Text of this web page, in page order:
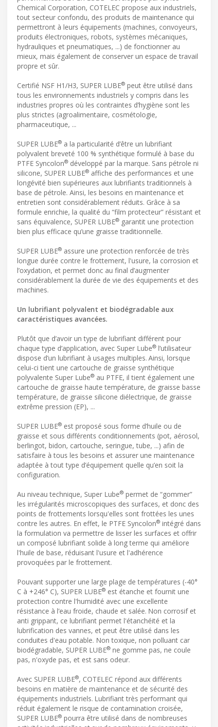
Chemical Corporation, COTELEC propose aux industriels,
tout secteur confondu, des produits de maintenance qui
permettront à leurs équipements (machines, convoyeurs,
produits électroniques, robots, systèmes mécaniques,
hydrauliques et pneumatiques, ...) de fonctionner au
mieux, mais également de conserver un espace de travail
propre et sûr.
Certifié NSF H1/H3, SUPER LUBE® peut être utilisé dans
tous les environnements industriels y compris dans les
industries propres où les contraintes d’hygiène sont les
plus strictes (agroalimentaire, cosmétologie,
pharmaceutique, ...
SUPER LUBE® a la particularité d’être un lubrifiant
polyvalent breveté 100 % synthétique formulé à base du
PTFE Syncolon® développé par la marque. Sans pétrole ni
silicone, SUPER LUBE® affiche des performances et une
longévité bien supérieures aux lubrifiants traditionnels à
base de pétrole. Ainsi, les besoins en maintenance et
entretien sont considérablement réduits. Grâce à sa
formule enrichie, la qualité du “film protecteur” résistant et
sans équivalence, SUPER LUBE® garantit une protection
bien plus efficace qu’une graisse traditionnelle.
SUPER LUBE® assure une protection renforcée de très
longue durée contre le frottement, l'usure, la corrosion et
l’oxydation, et permet donc au final d’augmenter
considérablement la durée de vie des équipements et des
machines.
Un lubrifiant polyvalent et biodégradable aux
caractéristiques avancées.
Plutôt que d’avoir un type de lubrifiant différent pour
chaque type d’application, avec Super Lube® l’utilisateur
dispose d’un lubrifiant à usages multiples. Ainsi, lorsque
celui-ci tient une cartouche de graisse synthétique
polyvalente Super Lube® au PTFE, il tient également une
cartouche de graisse haute température, de graisse basse
température, de graisse silicone diélectrique, de graisse
extrême pression (EP), ...
SUPER LUBE® est proposé sous forme d’huile ou de
graisse et sous différents conditionnements (pot, aérosol,
berlingot, bidon, cartouche, seringue, tube, ...) afin de
satisfaire à tous les besoins et assurer une maintenance
adaptée à tout type d’équipement quelle qu’en soit la
configuration.
Au niveau technique, Super Lube® permet de “gommer”
les irrégularités microscopiques des surfaces, et donc des
points de frottements lorsqu'elles sont frottées les unes
contre les autres. En effet, le PTFE Syncolon® intégré dans
la formulation va permettre de lisser les surfaces et offrir
un composé lubrifiant solide à long terme qui améliore
l'huile de base, réduisant l'usure et l'adhérence
provoquées par le frottement.
Pouvant supporter une large plage de températures (-40°
C à +246° C), SUPER LUBE® est étanche et fournit une
protection contre l'humidité avec une excellente
résistance à l’eau froide, chaude et salée. Non corrosif et
anti grippant, ce lubrifiant permet l'étanchéité et la
lubrification des vannes, et peut être utilisé dans les
conduites d'eau potable. Non toxique, non polluant car
biodégradable, SUPER LUBE® ne gomme pas, ne coule
pas, n'oxyde pas, et est sans odeur.
Avec SUPER LUBE®, COTELEC répond aux différents
besoins en matière de maintenance et de sécurité des
équipements industriels. Lubrifiant très performant qui
réduit également le risque de contamination croisée,
SUPER LUBE® pourra être utilisé dans de nombreuses